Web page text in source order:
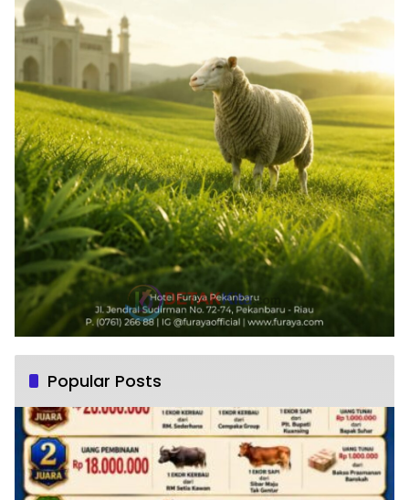
Popular Posts